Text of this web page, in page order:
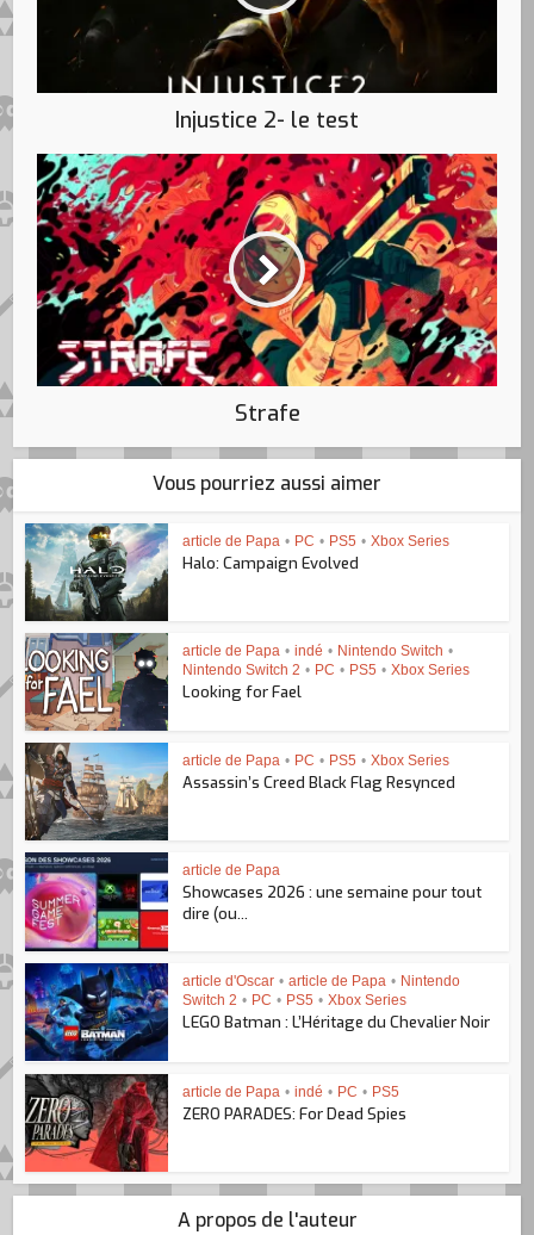
Injustice 2- le test
Strafe
Vous pourriez aussi aimer
article de Papa • PC • PS5 • Xbox Series
Halo: Campaign Evolved
article de Papa • indé • Nintendo Switch •
Nintendo Switch 2 • PC • PS5 • Xbox Series
Looking for Fael
article de Papa • PC • PS5 • Xbox Series
Assassin’s Creed Black Flag Resynced
article de Papa
Showcases 2026 : une semaine pour tout
dire (ou...
article d'Oscar • article de Papa • Nintendo
Switch 2 • PC • PS5 • Xbox Series
LEGO Batman : L’Héritage du Chevalier Noir
article de Papa • indé • PC • PS5
ZERO PARADES: For Dead Spies
A propos de l'auteur